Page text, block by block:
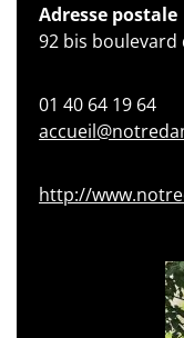
Adresse postale
92 bis boulevard
01 40 64 19 64
http://